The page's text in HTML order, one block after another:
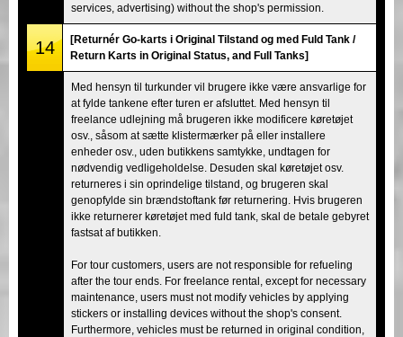
services, advertising) without the shop's permission.
14
[Returnér Go-karts i Original Tilstand og med Fuld Tank /
Return Karts in Original Status, and Full Tanks]
Med hensyn til turkunder vil brugere ikke være ansvarlige for
at fylde tankene efter turen er afsluttet. Med hensyn til
freelance udlejning må brugeren ikke modificere køretøjet
osv., såsom at sætte klistermærker på eller installere
enheder osv., uden butikkens samtykke, undtagen for
nødvendig vedligeholdelse. Desuden skal køretøjet osv.
returneres i sin oprindelige tilstand, og brugeren skal
genopfylde sin brændstoftank før returnering. Hvis brugeren
ikke returnerer køretøjet med fuld tank, skal de betale gebyret
fastsat af butikken.
For tour customers, users are not responsible for refueling
after the tour ends. For freelance rental, except for necessary
maintenance, users must not modify vehicles by applying
stickers or installing devices without the shop's consent.
Furthermore, vehicles must be returned in original condition,